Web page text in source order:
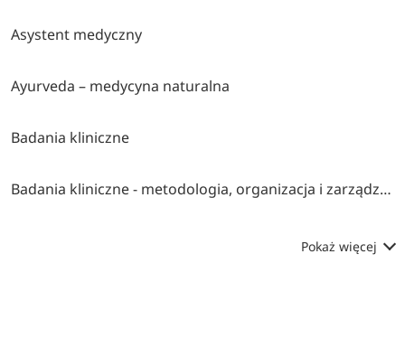
Asystent medyczny
Ayurveda – medycyna naturalna
Badania kliniczne
Badania kliniczne - metodologia, organizacja i zarządzanie
Pokaż więcej